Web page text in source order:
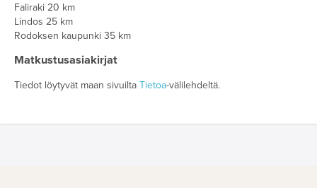
Faliraki 20 km
Lindos 25 km
Rodoksen kaupunki 35 km
Matkustusasiakirjat
Tiedot löytyvät maan sivuilta Tietoa-välilehdeltä.